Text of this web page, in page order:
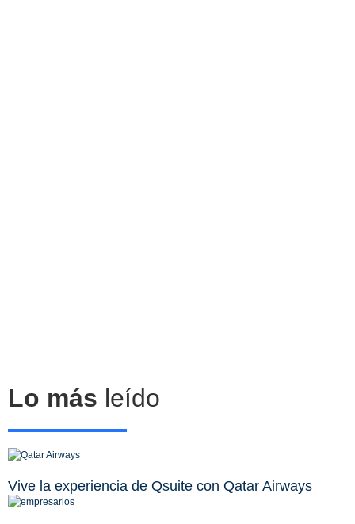
Lo más leído
Vive la experiencia de Qsuite con Qatar Airways